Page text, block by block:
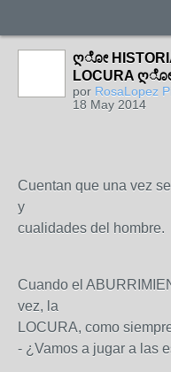
ღೋ
LOCURA
por RosaLopez
18 May 2014
Cuentan que una vez
y
cualidades del hombre.
Cuando el
vez, la
LOCURA, como
- ¿Vamos a jugar a las